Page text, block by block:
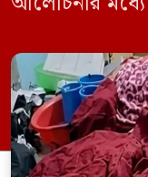
(বুয়েট)
তিনি পরিবারের
মিথ্যা বলে
গণমাধ্যমে